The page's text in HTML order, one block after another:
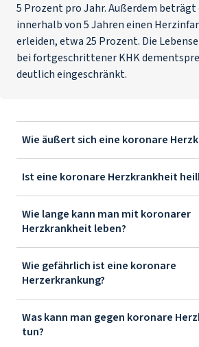
5 Prozent pro Jahr. Außerdem beträgt
innerhalb von 5 Jahren einen
erleiden, etwa 25 Prozent. Die
bei fortgeschrittener KHK
deutlich eingeschränkt.
Wie äußert sich eine koronare
Ist eine koronare Herzkrankheit
Wie lange kann man mit koronarer
Herzkrankheit leben?
Wie gefährlich ist eine koronare
Herzerkrankung?
Was kann man gegen koronare
tun?